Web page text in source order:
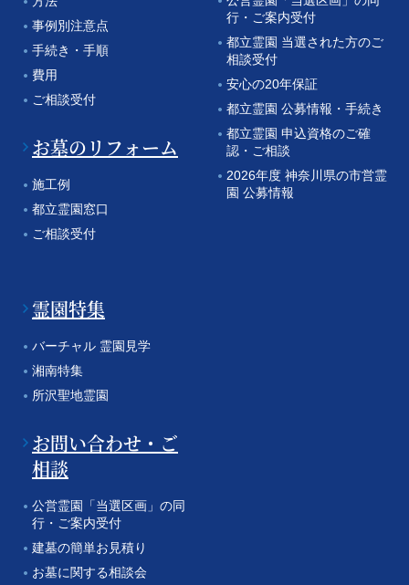
事例別注意点
手続き・手順
費用
ご相談受付
お墓のリフォーム
施工例
都立霊園窓口
ご相談受付
行・ご案内受付
都立霊園 当選された方のご
相談受付
安心の20年保証
都立霊園 公募情報・手続き
都立霊園 申込資格のご確
認・ご相談
2026年度 神奈川県の市営霊
園 公募情報
霊園特集
バーチャル 霊園見学
湘南特集
所沢聖地霊園
お問い合わせ・ご
相談
公営霊園「当選区画」の同
行・ご案内受付
建墓の簡単お見積り
お墓に関する相談会